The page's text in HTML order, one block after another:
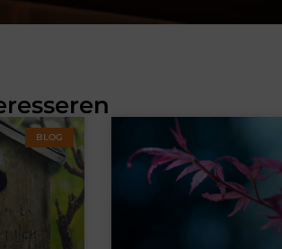
BLOG